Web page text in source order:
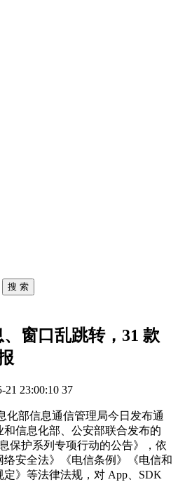
搜 索
窗口乱跳转，31 款
21 23:00:10 37
化部信息通信管理局今日发布通
信息化部、公安部联合发布的
保护系列专项行动的公告》，依
安全法》《电信条例》《电信和
》等法律法规，对 App、SDK